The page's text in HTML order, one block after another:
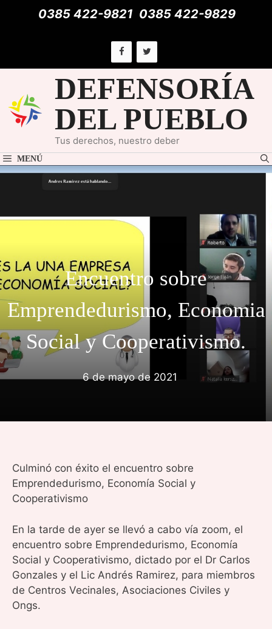
0385 422-9821 0385 422-9829
DEFENSORÍA
DEL PUEBLO
Tus derechos, nuestro deber
MENÚ
Encuentro sobre
Emprendedurismo, Economia
Social y Cooperativismo.
6 de mayo de 2021
Culminó con éxito el encuentro sobre
Emprendedurismo, Economía Social y
Cooperativismo
En la tarde de ayer se llevó a cabo vía zoom, el
encuentro sobre Emprendedurismo, Economía
Social y Cooperativismo, dictado por el Dr Carlos
Gonzales y el Lic Andrés Ramirez, para miembros
de Centros Vecinales, Asociaciones Civiles y
Ongs.